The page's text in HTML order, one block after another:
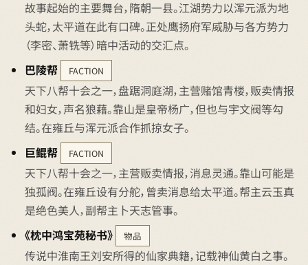
故事起始的主要舞台，隋朝一县。江湖势力以浑元派为地
头蛇，太平道在此有口碑。正处鹰扬府军威胁与各方势力
（李密、萧铣等）暗中活动的交汇点。
巴陵帮
FACTION
天下八帮十会之一，盘踞洞庭湖，主营赌馆青楼，贩卖情报
和妇女，声名狼藉。靠山是皇帝杨广，但也与宇文阀等勾
结。在雍丘与浑元派合作抓掠女子。
巨鲲帮
FACTION
天下八帮十会之一，主营贩卖情报，消息灵通。靠山可能是
独孤阀。在雍丘设有分舵，曾卖消息给太平道。帮主云玉真
是绝色美人，副帮主卜天志管事。
《枕中鸿宝苑秘书》
物品
传说中淮南王刘安所得的仙家典籍，记载神仙黄白之事。